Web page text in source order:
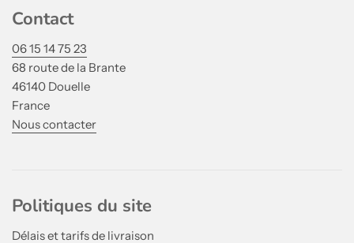
Contact
06 15 14 75 23
68 route de la Brante
46140 Douelle
France
Nous contacter
Politiques du site
Délais et tarifs de livraison